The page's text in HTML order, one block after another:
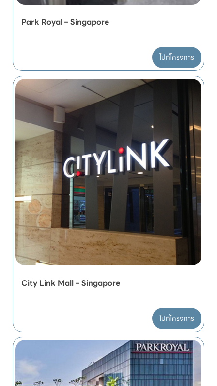
Park Royal – Singapore
ไปที่โครงการ
City Link Mall – Singapore
ไปที่โครงการ